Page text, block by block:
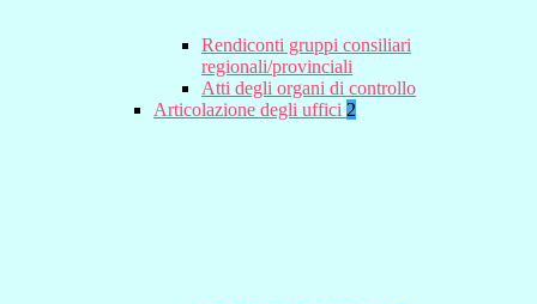
Rendiconti gruppi consiliari
regionali/provinciali
Atti degli organi di controllo
Articolazione degli uffici 2